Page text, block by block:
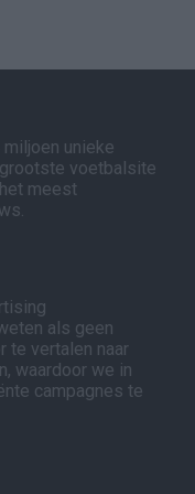
unieke
voetbalsite
meest
als geen
te vertalen naar
waardoor we in
campagnes te